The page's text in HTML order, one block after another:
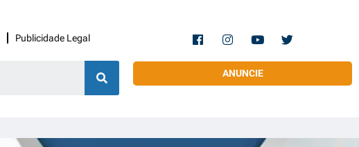
Publicidade Legal
ANUNCIE